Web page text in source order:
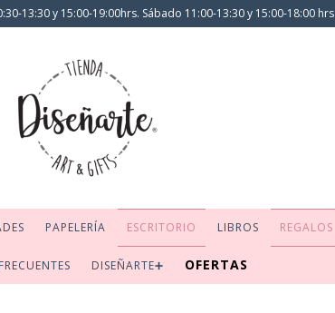
13:30 y 15:00-19:00hrs. Sábado 11:00-13:30 y 15:00-18:00 hrs
PAPELERÍA ESCRITORIO LIBROS REGALOS
DISEÑARTE➕ OFERTAS